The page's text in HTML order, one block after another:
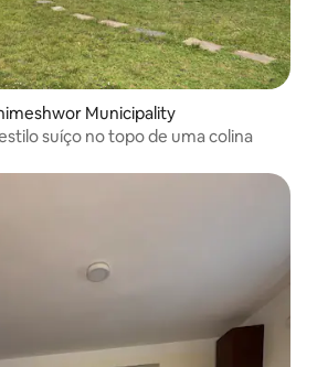
Municipality
suíço no topo de uma colina